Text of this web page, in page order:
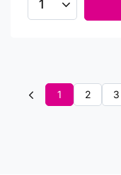
Ilość produktów
1 2 3